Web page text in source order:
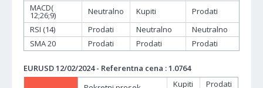
MACD(
12;26;9) Neutralno Kupiti
Prodati
RSI (14)
Prodati Neutralno
Neutralno
SMA 20
Prodati Prodati Prodati
EURUSD 12/02/2024 - Referentna cena : 1.0764
Kupiti Prodati